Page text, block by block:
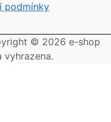
podmínky
© 2026 e-shop
vyhrazena.